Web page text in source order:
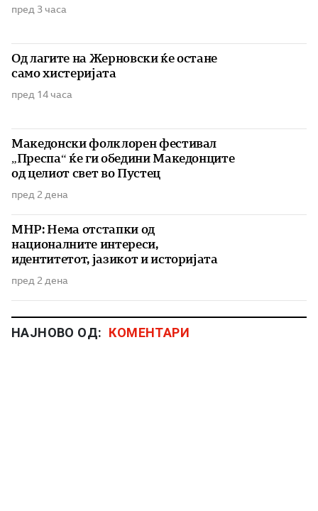
пред 3 часа
Од лагите на Жерновски ќе остане
само хистеријата
пред 14 часа
Македонски фолклорен фестивал
„Преспа“ ќе ги обедини Македонците
од целиот свет во Пустец
пред 2 дена
МНР: Нема отстапки од
националните интереси,
идентитетот, јазикот и историјата
пред 2 дена
НАЈНОВО ОД: КОМЕНТАРИ